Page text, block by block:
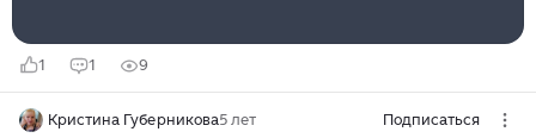
1 1 9
Кристина Губерникова5 лет Подписаться